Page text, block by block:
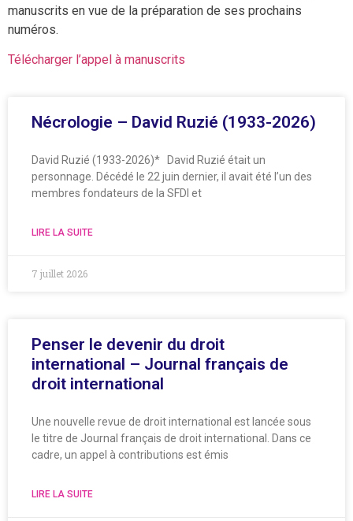
manuscrits en vue de la préparation de ses prochains
numéros.
Télécharger l’appel à manuscrits
Nécrologie – David Ruzié (1933-2026)
David Ruzié (1933-2026)* David Ruzié était un
personnage. Décédé le 22 juin dernier, il avait été l’un des
membres fondateurs de la SFDI et
LIRE LA SUITE
7 juillet 2026
Penser le devenir du droit
international – Journal français de
droit international
Une nouvelle revue de droit international est lancée sous
le titre de Journal français de droit international. Dans ce
cadre, un appel à contributions est émis
LIRE LA SUITE